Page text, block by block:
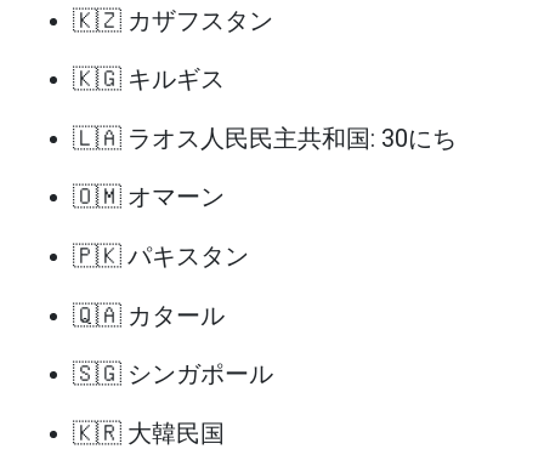
🇰🇿 カザフスタン
🇰🇬 キルギス
🇱🇦 ラオス人民民主共和国: 30にち
🇴🇲 オマーン
🇵🇰 パキスタン
🇶🇦 カタール
🇸🇬 シンガポール
🇰🇷 大韓民国